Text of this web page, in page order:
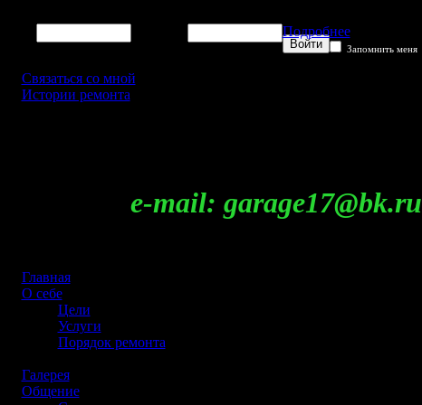
Подробнее
Запомнить меня
Связаться со мной
Истории ремонта
e-mail: garage17@bk.ru
Главная
О себе
Цели
Услуги
Порядок ремонта
Галерея
Общение